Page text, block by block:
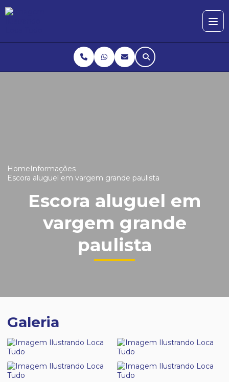
HomeInformações
Escora aluguel em vargem grande paulista
Escora aluguel em
vargem grande
paulista
Galeria